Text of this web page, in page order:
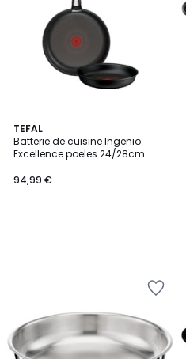
TEFAL
Batterie de cuisine Ingenio
Excellence poeles 24/28cm
94,99 €